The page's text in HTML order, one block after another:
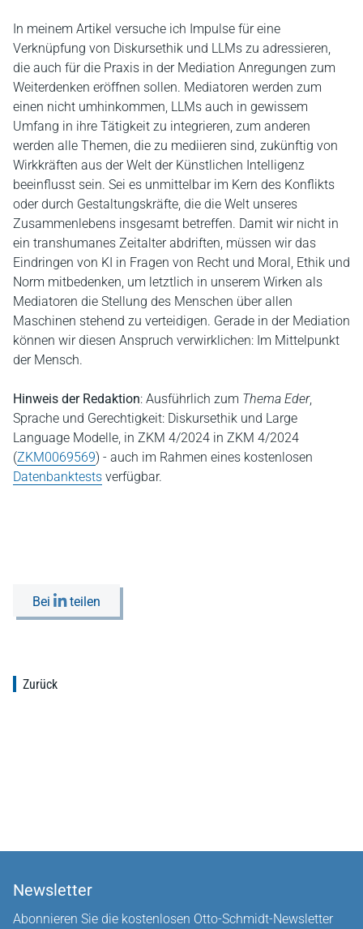
In meinem Artikel versuche ich Impulse für eine
Verknüpfung von Diskursethik und LLMs zu adressieren,
die auch für die Praxis in der Mediation Anregungen zum
Weiterdenken eröffnen sollen. Mediatoren werden zum
einen nicht umhinkommen, LLMs auch in gewissem
Umfang in ihre Tätigkeit zu integrieren, zum anderen
werden alle Themen, die zu mediieren sind, zukünftig von
Wirkkräften aus der Welt der Künstlichen Intelligenz
beeinflusst sein. Sei es unmittelbar im Kern des Konflikts
oder durch Gestaltungskräfte, die die Welt unseres
Zusammenlebens insgesamt betreffen. Damit wir nicht in
ein transhumanes Zeitalter abdriften, müssen wir das
Eindringen von KI in Fragen von Recht und Moral, Ethik und
Norm mitbedenken, um letztlich in unserem Wirken als
Mediatoren die Stellung des Menschen über allen
Maschinen stehend zu verteidigen. Gerade in der Mediation
können wir diesen Anspruch verwirklichen: Im Mittelpunkt
der Mensch.
Hinweis der Redaktion: Ausführlich zum Thema Eder,
Sprache und Gerechtigkeit: Diskursethik und Large
Language Modelle, in ZKM 4/2024 in ZKM 4/2024
(ZKM0069569) - auch im Rahmen eines kostenlosen
Datenbanktests verfügbar.
Bei teilen
Zurück
Newsletter
Abonnieren Sie die kostenlosen Otto-Schmidt-Newsletter